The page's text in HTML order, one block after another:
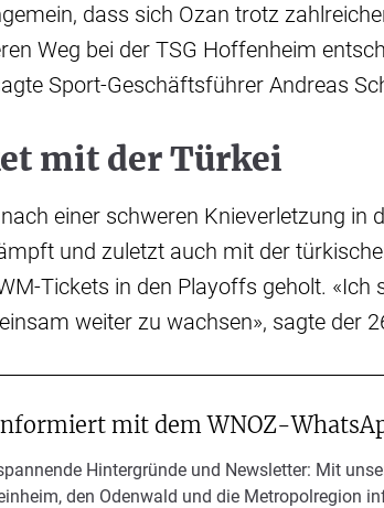
dass sich Ozan trotz
Weg bei der TSG Hoffenheim
Sport-Geschäftsführer Andreas
mit der Türkei
einer schweren Knieverletzung in
und zuletzt auch mit der
Tickets in den Playoffs geholt. «Ich
weiter zu wachsen», sagte der
mit dem WNOZ-
Hintergründe und Newsletter: Mit
den Odenwald und die Metropolregion